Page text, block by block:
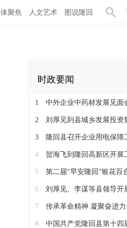
聚焦 人文艺术 图说隆回
时政要闻
1 中外企业中药材发展见面
2 刘厚见到县城乡发展投资集
3 隆回县召开企业用电保障
4 贺海飞到隆回高新区开展
5 第二届“早安隆回”银花百合
6 刘厚见、李谋等县领导开
7 传承革命精神 凝聚奋进力量 隆回县举行纪
8 中国共产党隆回县第十四届纪律检查委员